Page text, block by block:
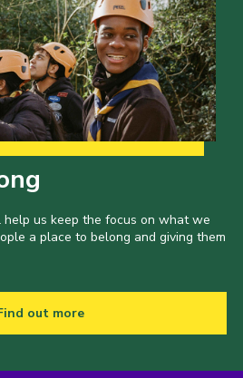
us keep the focus on what we
a place to belong and giving them
out more